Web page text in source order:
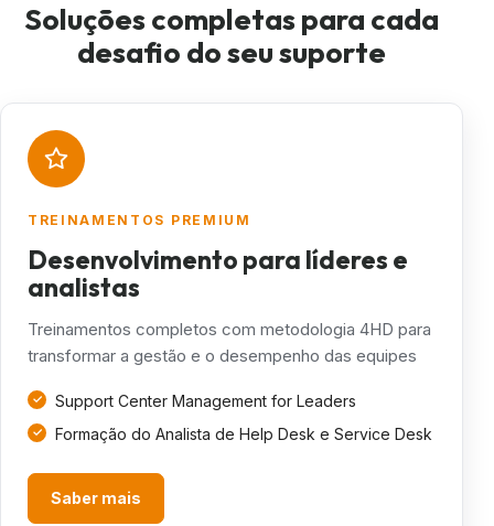
Soluções completas para cada
desafio do seu suporte
TREINAMENTOS PREMIUM
Desenvolvimento para líderes e
analistas
Treinamentos completos com metodologia 4HD para
transformar a gestão e o desempenho das equipes
Support Center Management for Leaders
Formação do Analista de Help Desk e Service Desk
Saber mais